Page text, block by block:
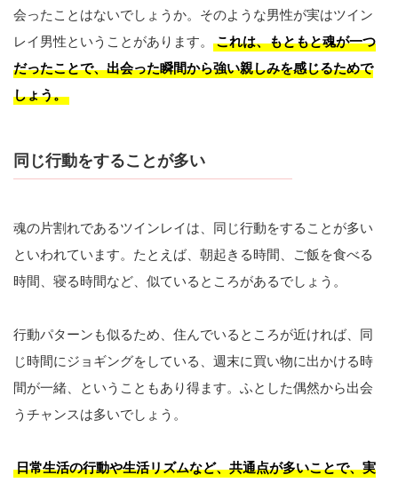
会ったことはないでしょうか。そのような男性が実はツイン
レイ男性ということがあります。
これは、もともと魂が一つ
だったことで、出会った瞬間から強い親しみを感じるためで
しょう。
同じ行動をすることが多い
魂の片割れであるツインレイは、同じ行動をすることが多い
といわれています。たとえば、朝起きる時間、ご飯を食べる
時間、寝る時間など、似ているところがあるでしょう。
行動パターンも似るため、住んでいるところが近ければ、同
じ時間にジョギングをしている、週末に買い物に出かける時
間が一緒、ということもあり得ます。ふとした偶然から出会
うチャンスは多いでしょう。
日常生活の行動や生活リズムなど、共通点が多いことで、実